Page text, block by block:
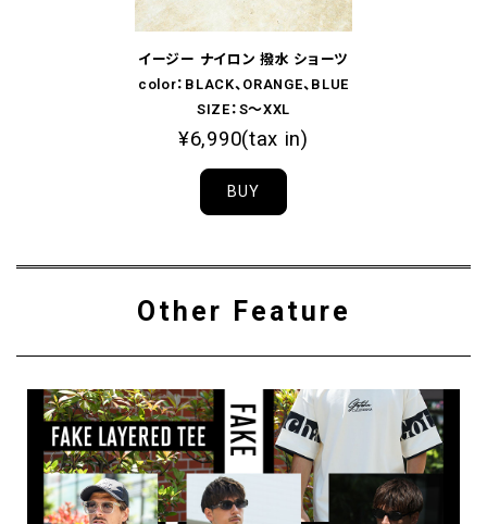
イージー ナイロン 撥水 ショーツ
color：BLACK、ORANGE、BLUE
SIZE：S～XXL
¥6,990(tax in)
BUY
Other Feature